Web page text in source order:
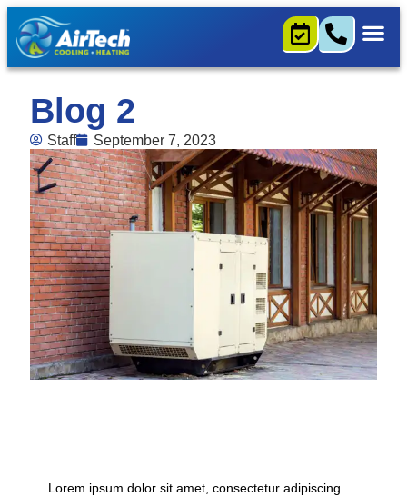
Blog 2
Staff September 7, 2023
Lorem ipsum dolor sit amet, consectetur adipiscing